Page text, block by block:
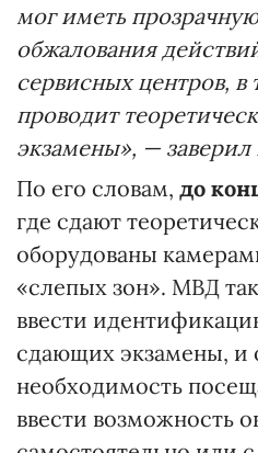
мог иметь
обжалования
сервисных центров, в
проводит
экзамены», —
По его словам, до
где сдают
оборудованы
«слепых зон». МВД
ввести
сдающих экзамены, и
необходимость
ввести возможность